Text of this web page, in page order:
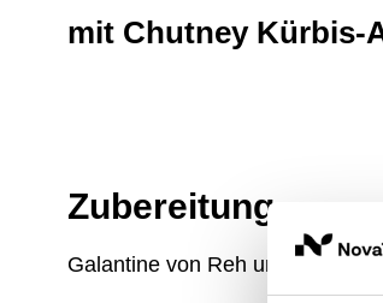
mit Chutney Kürbis-
Zubereitung
Galantine von Reh und Fasan im